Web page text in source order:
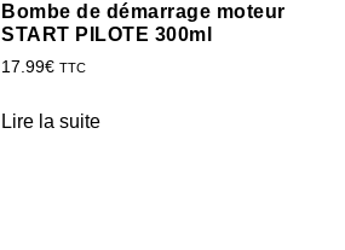
Bombe de démarrage moteur
START PILOTE 300ml
17.99€ TTC
Lire la suite